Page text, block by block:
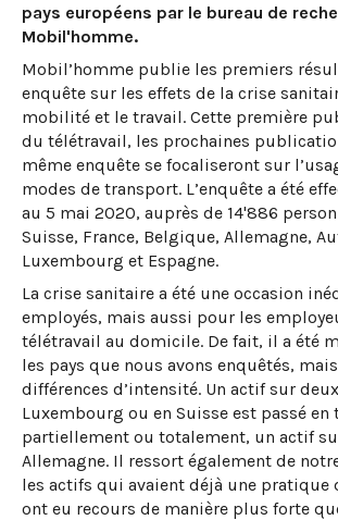
pays européens par le bureau de
Mobil'homme.
Mobil’homme publie les premiers
enquête sur les effets de la crise
mobilité et le travail. Cette première
du télétravail, les prochaines
même enquête se focaliseront sur
modes de transport. L’enquête a été
au 5 mai 2020, auprès de 14'886
Suisse, France, Belgique, Allemagne,
Luxembourg et Espagne.
La crise sanitaire a été une occasion
employés, mais aussi pour les
télétravail au domicile. De fait, il a été
les pays que nous avons enquêtés,
différences d’intensité. Un actif sur
Luxembourg ou en Suisse est passé en
partiellement ou totalement, un actif
Allemagne. Il ressort également de
les actifs qui avaient déjà une pratique
ont eu recours de manière plus forte